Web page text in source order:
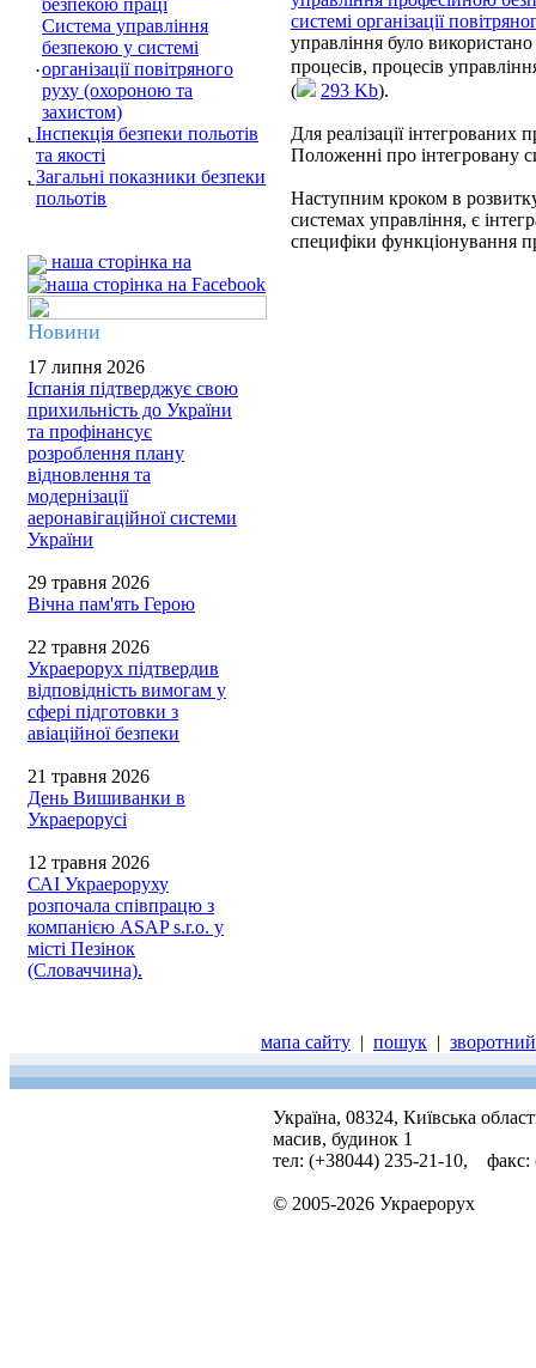
безпекою праці
Система управління
безпекою у системі
організації повітряного
руху (охороною та
захистом)
Інспекція безпеки польотів
та якості
Загальні показники безпеки
польотів
наша сторінка на
Новини
17 липня 2026
Іспанія підтверджує свою
прихильність до України
та профінансує
розроблення плану
відновлення та
модернізації
аеронавігаційної системи
України
29 травня 2026
Вічна пам'ять Герою
22 травня 2026
Украерорух підтвердив
відповідність вимогам у
сфері підготовки з
авіаційної безпеки
21 травня 2026
День Вишиванки в
Украерорусі
12 травня 2026
САІ Украероруху
розпочала співпрацю з
компанією ASAP s.r.o. у
місті Пезінок
(Словаччина).
системі організації
управління було
процесів, процесів
(
293 Kb).
Для реалізації інтегрованих
Положенні про інтегровану
Наступним кроком в
системах управління, є
специфіки функціонування
мапа сайту | пошук |
Україна, 08324, Київська
масив, будинок 1
тел: (+38044) 235-21-10, факс:
© 2005-2026 Украерорух